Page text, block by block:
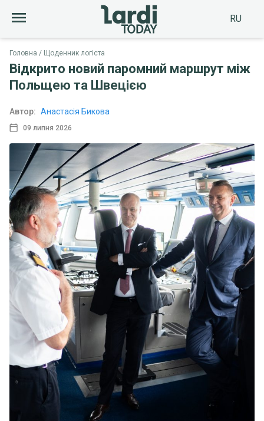
RU
Головна Щоденник логіста
Відкрито новий паромний маршрут між
Польщею та Швецією
09 липня 2026
Автор: Анастасія Бикова